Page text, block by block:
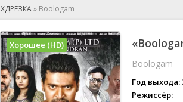
🕺 Мюзикл
👨‍💻
🎤 Ток-
🧙‍♀️
ХДРЕЗКА» Boologam
Boologam
Год выхода:
Режиссёр:
Хорошее (HD)